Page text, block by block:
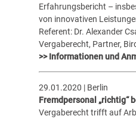
Erfahrungsbericht –
von innovativen
Referent: Dr. Alexander
Vergaberecht, Partner,
>> Informationen und
29.01.2020 | Berlin
Fremdpersonal „richtig“
Vergaberecht trifft auf